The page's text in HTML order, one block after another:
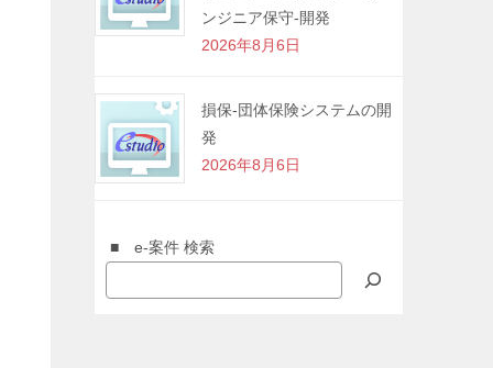
ンジニア保守-開発
2026年8月6日
損保-団体保険システムの開
発
2026年8月6日
■ e-案件 検索